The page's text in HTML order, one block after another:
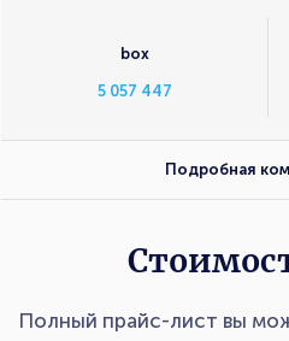
box
5 057 447
Подробная
Полный прайс-лист вы